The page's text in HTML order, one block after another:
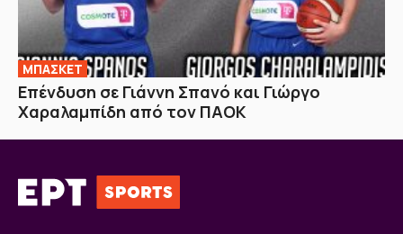
ΜΠΑΣΚΕΤ
Επένδυση σε Γιάννη Σπανό και Γιώργο
Χαραλαμπίδη από τον ΠΑΟΚ